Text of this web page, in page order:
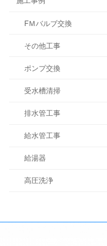
FＭバルブ交換
その他工事
ポンプ交換
受水槽清掃
排水管工事
給水管工事
給湯器
高圧洗浄